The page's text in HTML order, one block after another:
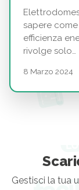
sapere
efficienza
rivolge solo…
8 Marzo 2024
Gestisci la tua